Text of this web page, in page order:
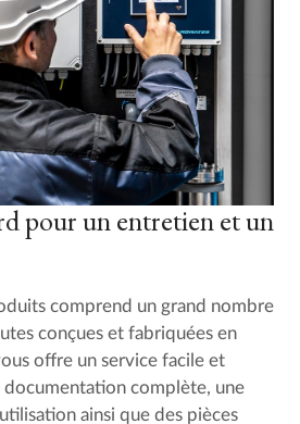
pour un entretien et un
comprend un grand nombre
conçues et fabriquées en
offre un service facile et
complète, une
ainsi que des pièces